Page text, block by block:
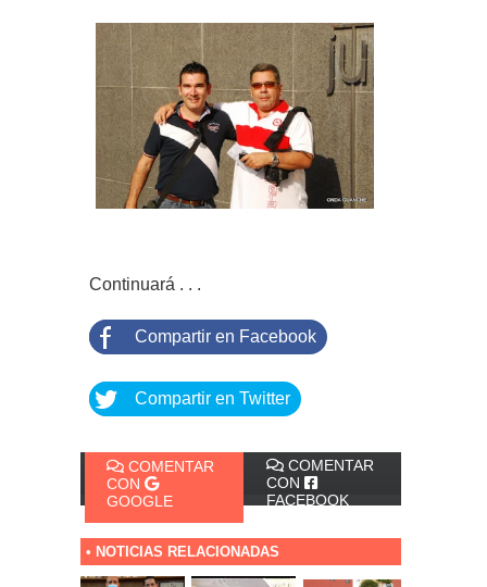
Continuará . . .
Compartir en Facebook
Compartir en Twitter
COMENTAR
CON
GOOGLE
COMENTAR
CON
FACEBOOK
• NOTICIAS RELACIONADAS